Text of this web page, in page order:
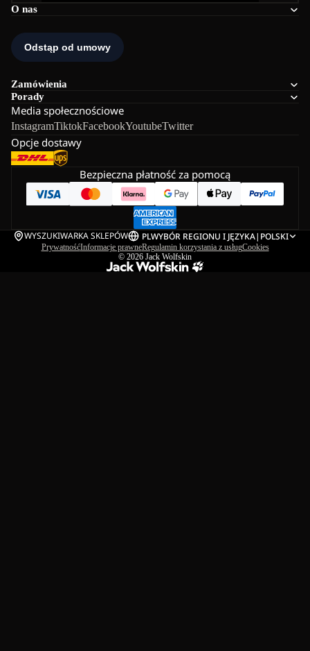
O nas
Zamówienia
Porady
Media społecznościowe
InstagramTiktokFacebookYoutubeTwitter
Opcje dostawy
Bezpieczna płatność za pomocą
WYSZUKIWARKA SKLEPÓW PLWYBÓR REGIONU I JĘZYKA| POLSKI
PrywatnośćInformacje prawneRegulamin korzystania z usługCookies
© 2026 Jack Wolfskin